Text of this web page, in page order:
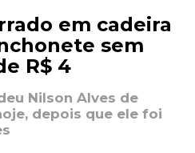
em cadeira
sem
R$ 4
Nilson Alves de
depois que ele foi